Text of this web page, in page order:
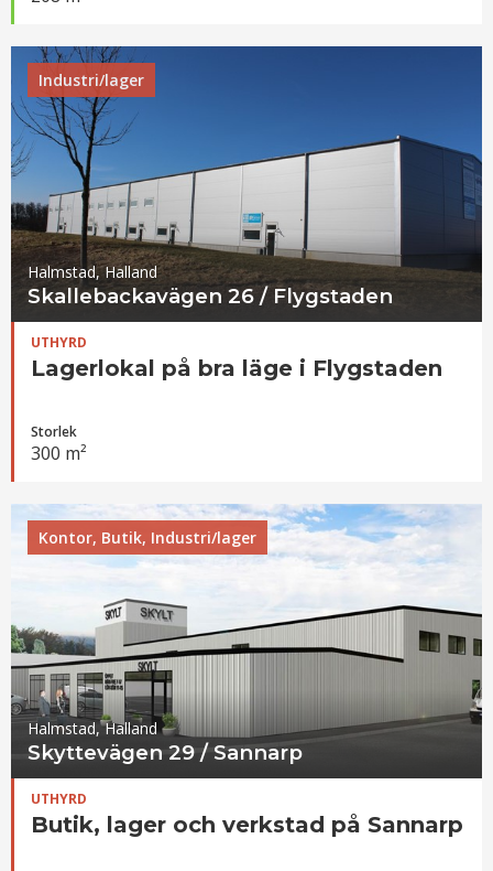
Industri/lager
Halmstad, Halland
Skallebackavägen 26 / Flygstaden
UTHYRD
Lagerlokal på bra läge i Flygstaden
Storlek
300 m²
Kontor, Butik, Industri/lager
Halmstad, Halland
Skyttevägen 29 / Sannarp
UTHYRD
Butik, lager och verkstad på Sannarp